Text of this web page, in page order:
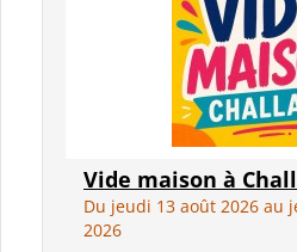
Vide maison à
Du jeudi 13 août 2026 au
2026